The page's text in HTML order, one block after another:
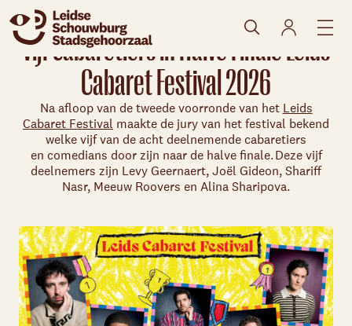
Vijf cabaretiers in Halve Finale Leids
Cabaret Festival 2026
Na afloop van de tweede voorronde van het Leids
Cabaret Festival maakte de jury van het festival bekend
welke vijf van de acht deelnemende cabaretiers
en comedians door zijn naar de halve finale. Deze vijf
deelnemers zijn Levy Geernaert, Joël Gideon, Shariff
Nasr, Meeuw Roovers en Alina Sharipova.